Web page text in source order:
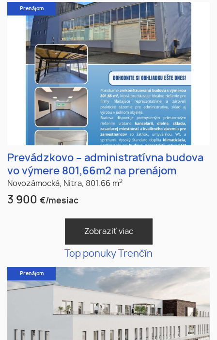
Prenájom
Prevádzkovo – administratívna budova
vo výmere 801,66m2 na prenájom
Novozámocká, Nitra, 801.66 m2
3 900 €/mesiac
Zobraziť viac
Top ponuky Trenčín
Prenájom